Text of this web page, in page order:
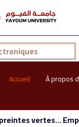
Accueil À propos
vertes…